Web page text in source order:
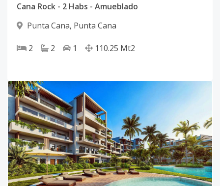
Cana Rock - 2 Habs - Amueblado
Punta Cana, Punta Cana
2 2 1 110.25 Mt2